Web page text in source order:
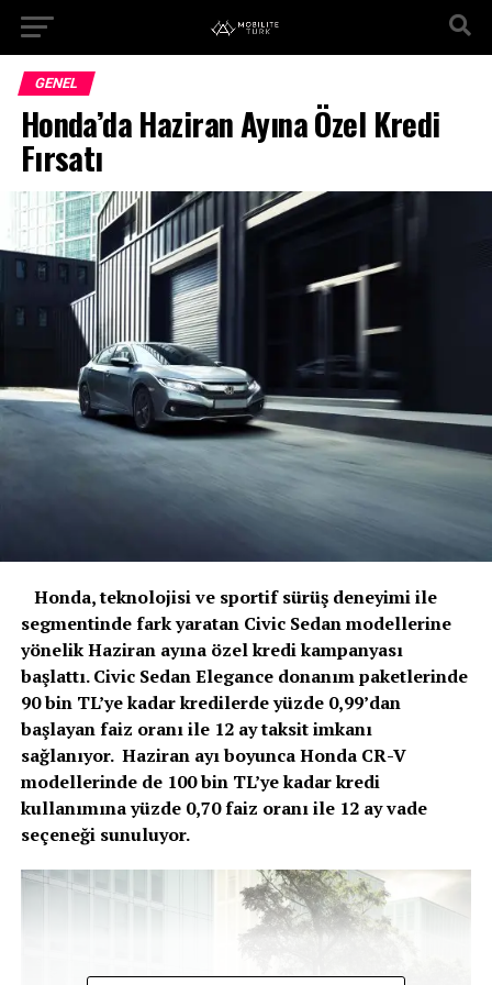
GENEL
Honda’da Haziran Ayına Özel Kredi
Fırsatı
Honda, teknolojisi ve sportif sürüş deneyimi ile
segmentinde fark yaratan Civic Sedan modellerine
yönelik Haziran ayına özel kredi kampanyası
başlattı. Civic Sedan Elegance donanım paketlerinde
90 bin TL’ye kadar kredilerde yüzde 0,99’dan
başlayan faiz oranı ile 12 ay taksit imkanı
sağlanıyor. Haziran ayı boyunca Honda CR-V
modellerinde de 100 bin TL’ye kadar kredi
kullanımına yüzde 0,70 faiz oranı ile 12 ay vade
seçeneği sunuluyor.